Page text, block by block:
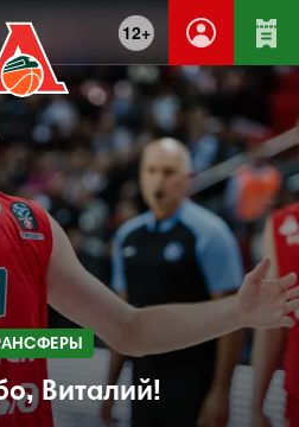
12+
Виталий!